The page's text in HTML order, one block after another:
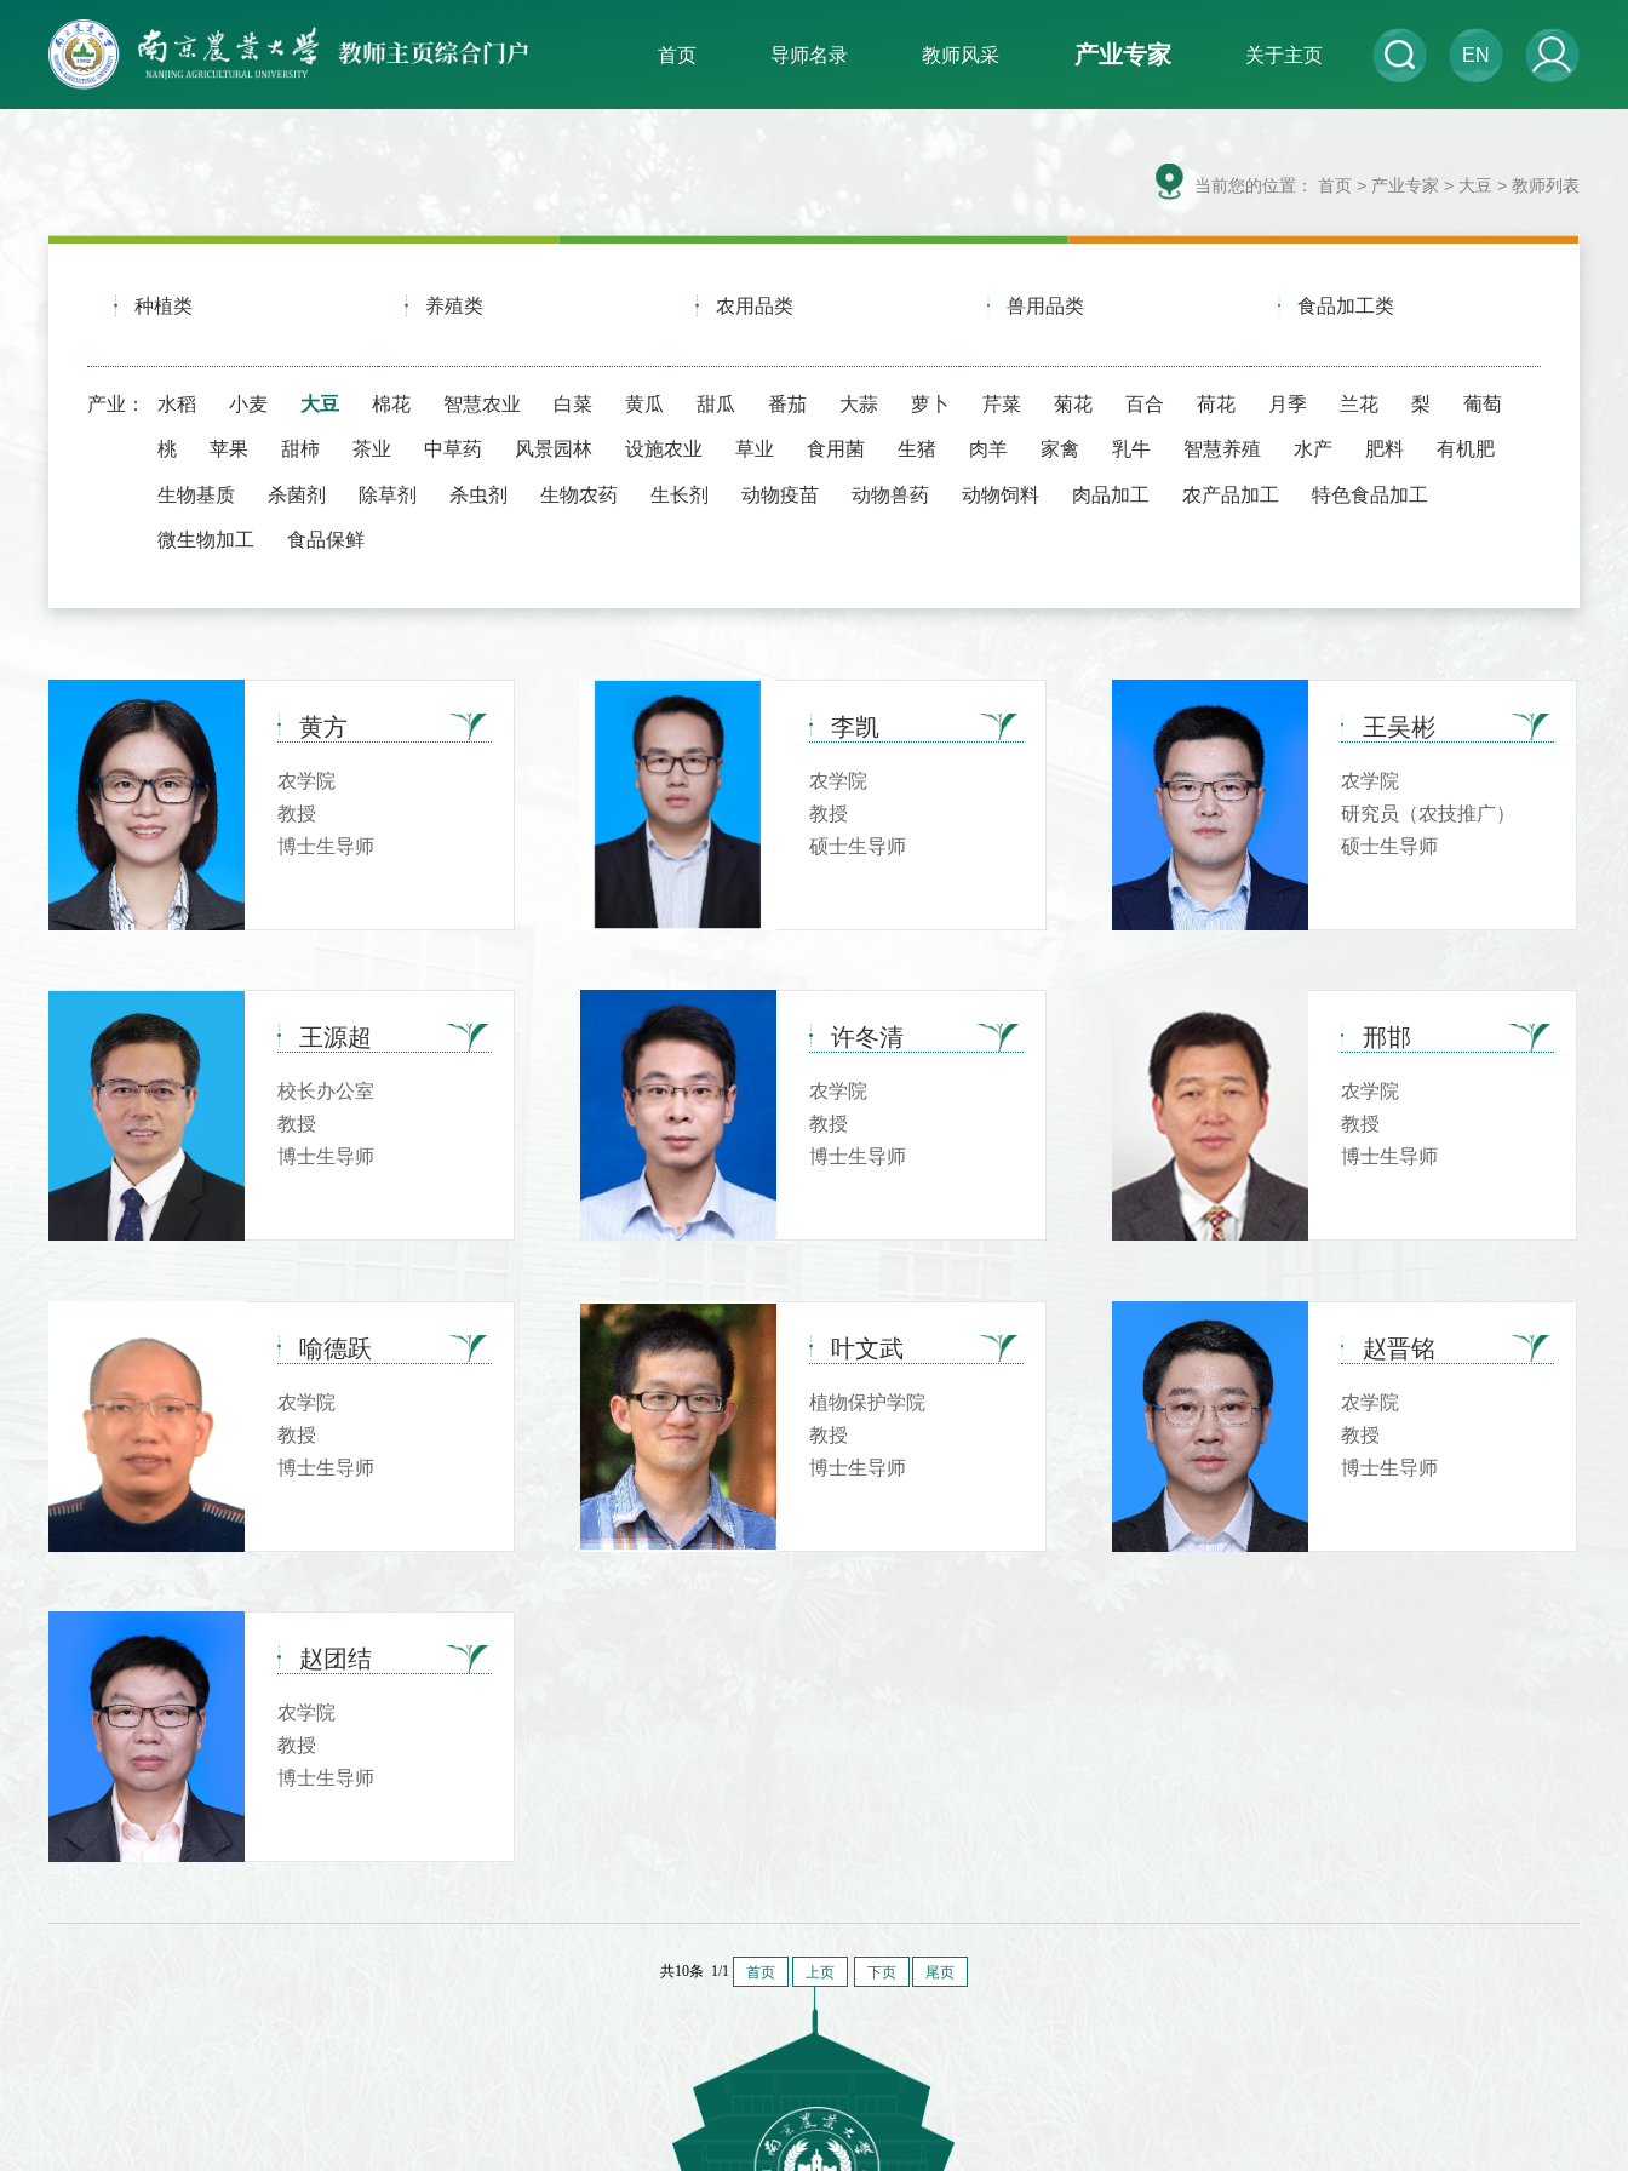
首页 导师名录 教师风采 产业专家 关于主页 EN
当前您的位置： 首页> 产业专家 > 大豆 > 教师列表
种植类 养殖类 农用品类 兽用品类 食品加工类
产业： 水稻 小麦 大豆 棉花 智慧农业 白菜 黄瓜 甜瓜 番茄 大蒜 萝卜 芹菜 菊花 百合 荷花 月季 兰花 梨 葡萄
桃 苹果 甜柿 茶业 中草药 风景园林 设施农业 草业 食用菌 生猪 肉羊 家禽 乳牛 智慧养殖 水产 肥料 有机肥
生物基质 杀菌剂 除草剂 杀虫剂 生物农药 生长剂 动物疫苗 动物兽药 动物饲料 肉品加工 农产品加工 特色食品加工
微生物加工 食品保鲜
黄方
农学院
教授
博士生导师
李凯
农学院
教授
硕士生导师
王吴彬
农学院
研究员（农技推广）
硕士生导师
王源超
校长办公室
教授
博士生导师
许冬清
农学院
教授
博士生导师
邢邯
农学院
教授
博士生导师
喻德跃
农学院
教授
博士生导师
叶文武
植物保护学院
教授
博士生导师
赵晋铭
农学院
教授
博士生导师
赵团结
农学院
教授
博士生导师
共10条 1/1 首页 上页 下页 尾页